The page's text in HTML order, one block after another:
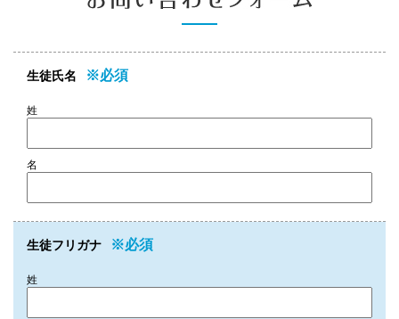
生徒氏名 ※必須
姓
名
生徒フリガナ ※必須
姓